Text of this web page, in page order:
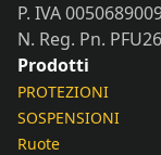
P. IVA
N. Reg. Pn.
Prodotti
PROTEZIONI
SOSPENSIONI
Ruote